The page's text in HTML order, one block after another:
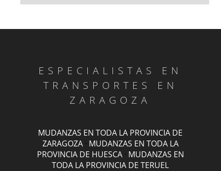
ESPECIALISTAS EN
TRANSPORTES EN
ZARAGOZA
MUDANZAS EN TODA LA PROVINCIA DE
ZARAGOZA· MUDANZAS EN TODA LA
PROVINCIA DE HUESCA· MUDANZAS EN
TODA LA PROVINCIA DE TERUEL